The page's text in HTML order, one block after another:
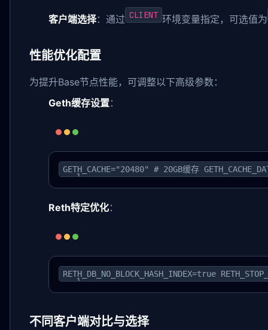
客户端选择：通过 CLIENT 环境变量指定，可选值为
性能优化配置
为提升Base节点性能，可调整以下高级参数：
Geth缓存设置：
GETH_CACHE="20480" # 20GB缓存
Reth特定优化：
RETH_DB_NO_BLOCK_HASH_INDEX=true
不同客户端对比与选择